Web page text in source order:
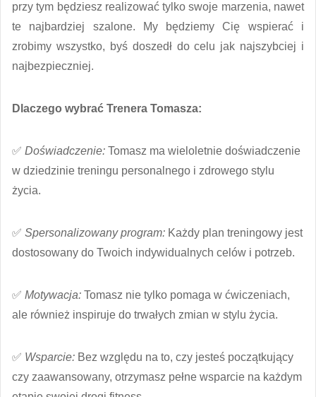
przy tym będziesz realizować tylko swoje marzenia, nawet
te najbardziej szalone. My będziemy Cię wspierać i
zrobimy wszystko, byś doszedł do celu jak najszybciej i
najbezpieczniej.
Dlaczego wybrać Trenera Tomasza:
✅ Doświadczenie: Tomasz ma wieloletnie doświadczenie
w dziedzinie treningu personalnego i zdrowego stylu
życia.
✅ Spersonalizowany program: Każdy plan treningowy jest
dostosowany do Twoich indywidualnych celów i potrzeb.
✅ Motywacja: Tomasz nie tylko pomaga w ćwiczeniach,
ale również inspiruje do trwałych zmian w stylu życia.
✅ Wsparcie: Bez względu na to, czy jesteś początkujący
czy zaawansowany, otrzymasz pełne wsparcie na każdym